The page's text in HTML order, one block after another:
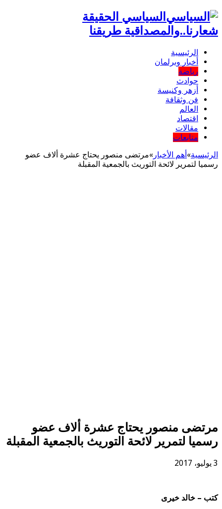
السياسي الحقيقة
شعارنا..والمصداقية طريقنا
الرئيسية
أخبار وبرلمان
رياضة
حوادث
أزهر وكنيسة
فن وثقافة
العالم
اقتصاد
مقالات
متابعات
الرئيسية»أهم اﻷخبار »مرتضى منصور يحتاج عشرة ألاف عضو
رسميا لتمرير لائحة التوريث بالجمعية المقبلة
مرتضى منصور يحتاج عشرة ألاف عضو
رسميا لتمرير لائحة التوريث بالجمعية المقبلة
3 يوليو، 2017
كتب – خالد خيرى